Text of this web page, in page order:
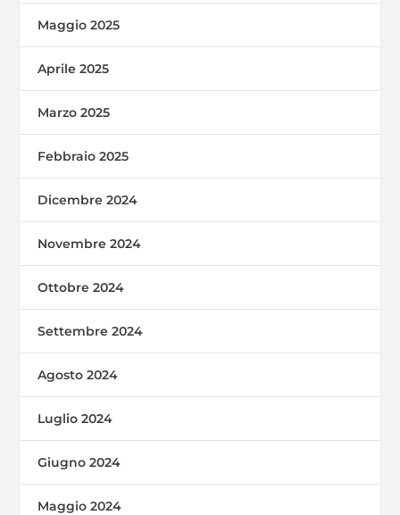
Maggio 2025
Aprile 2025
Marzo 2025
Febbraio 2025
Dicembre 2024
Novembre 2024
Ottobre 2024
Settembre 2024
Agosto 2024
Luglio 2024
Giugno 2024
Maggio 2024